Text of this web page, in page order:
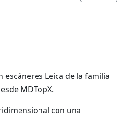
Leica de la familia
MDTopX.
con una